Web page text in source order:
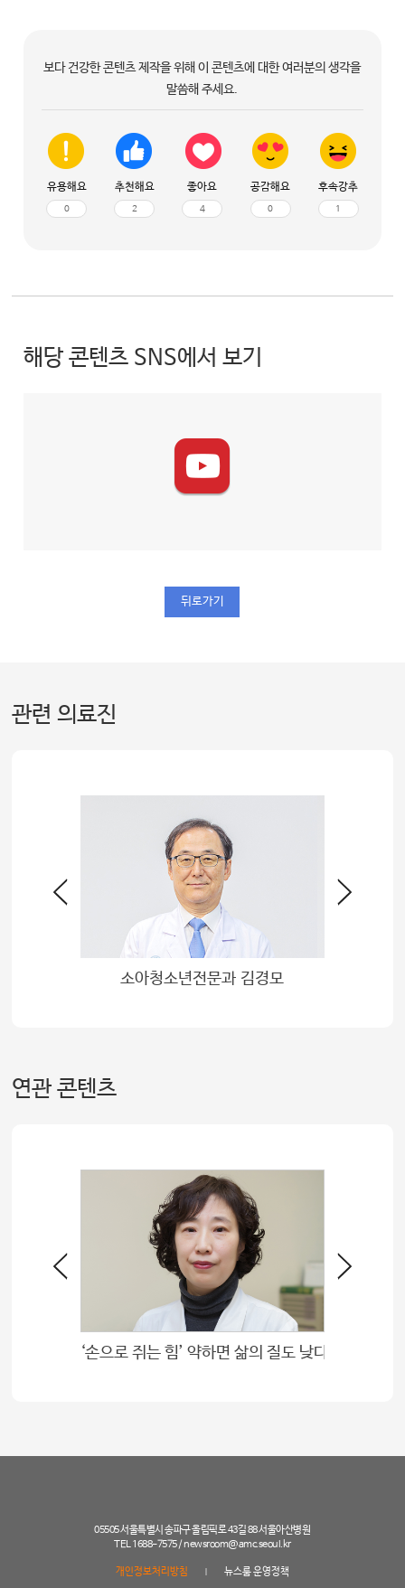
보다 건강한 콘텐츠 제작을 위해 이 콘텐츠에 대한 여러분의 생각을
말씀해 주세요.
유용해요
0
추천해요
2
좋아요
4
공감해요
0
후속강추
1
해당 콘텐츠 SNS에서 보기
뒤로가기
관련 의료진
소아청소년전문과 김경모
연관 콘텐츠
‘손으로 쥐는 힘’ 약하면 삶의 질도 낮다
05505 서울특별시 송파구 올림픽로 43길 88 서울아산병원
TEL 1688-7575 /newsroom@amc.seoul.kr
개인정보처리방침 뉴스룸 운영정책